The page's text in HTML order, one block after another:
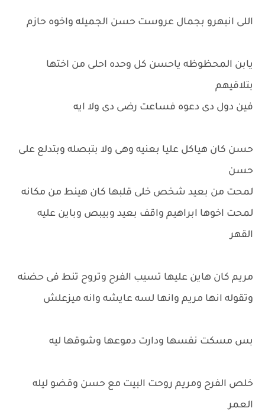
اللى انبهرو بجمال عروست حسن الجميله واخوه حازم
يابن المحظوظه ياحسن كل وحده احلى من اختها
بتلاقيهم
فين دول دى دعوه فساعت رضى دى ولا ايه
حسن كان هياكل عليا بعنيه وهى ولا بتبصله وبتدلع على
حسن
لمحت من بعيد شخص خلى قلبها كان هينط من مكانه
لمحت اخوها ابراهيم واقف بعيد وبيبص وباين عليه
القهر
مريم كان هاين عليها تسيب الفرح وتروح تنط فى حضنه
وتقوله انها مريم وانها لسه عايشه وانه ميزعلش
بس مسكت نفسها ودارت دموعها وشوقها ليه
خلص الفرح ومريم روحت البيت مع حسن وقضو ليله
العمر